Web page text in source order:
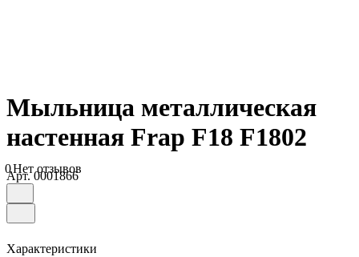
Мыльница металлическая
настенная Frap F18 F1802
0Нет отзывов
Арт.0001866
Характеристики